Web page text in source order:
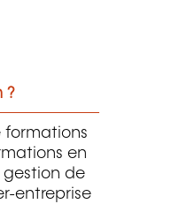
?
formations
en
de
entreprise